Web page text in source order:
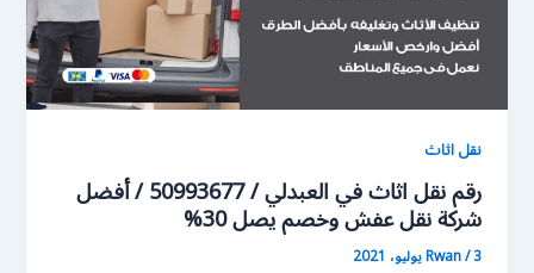
نقل اثاث
رقم نقل اثاث في العبدلي / 50993677 / أفضل
شركة نقل عفش وخصم يصل 30%
Rwan/3 يوليو، 2021